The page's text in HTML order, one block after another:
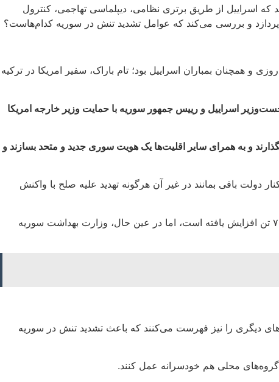
اسراییل از طریق برتری نظامی، دیپلماسی تهاجمی، کنترول
و بررسی می‌کند که عوامل تشدید تنش در سوریه کدام‌هاست؟
همچنان بمباران اسراییل بود؛ تام باراک، سفیر امریکا در ترکیه
اسراییل و رییس جمهور سوریه با حمایت وزیر خارجه امریکا
و به همرای سایر اقلیت‌ها یک هویت سوری جدید و متحد بسازند و
باقی بمانند در غیر آن هرگونه تهدید علیه صلح با واکنش
این در حالیست که دیدبان حقوق بشر سوریه در گزارشی اعلام کرده که شمار قربانیان درگیری‌ها در ولایت سویدا در جنوب سوریه به ۷۱۸ تن افزایش یافته است، اما در عین حال، وزارت بهداشت سوریه
دیگری را نیز فهرست می‌کنند که باعث تشدید تنش در سوریه
محلی هم خودسرانه عمل کنند.